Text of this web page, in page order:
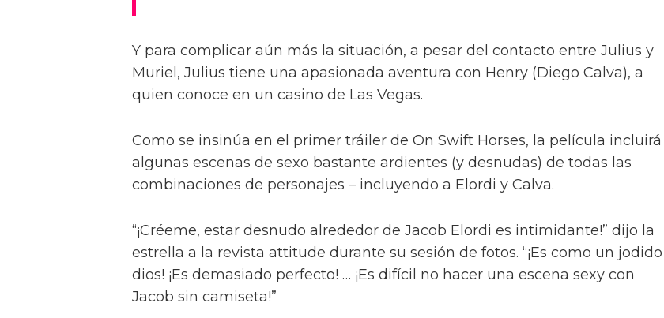
Y para complicar aún más la situación, a pesar del contacto entre Julius y
Muriel, Julius tiene una apasionada aventura con Henry (Diego Calva), a
quien conoce en un casino de Las Vegas.
Como se insinúa en el primer tráiler de On Swift Horses, la película incluirá
algunas escenas de sexo bastante ardientes (y desnudas) de todas las
combinaciones de personajes – incluyendo a Elordi y Calva.
“¡Créeme, estar desnudo alrededor de Jacob Elordi es intimidante!” dijo la
estrella a la revista attitude durante su sesión de fotos. “¡Es como un jodido
dios! ¡Es demasiado perfecto! … ¡Es difícil no hacer una escena sexy con
Jacob sin camiseta!”